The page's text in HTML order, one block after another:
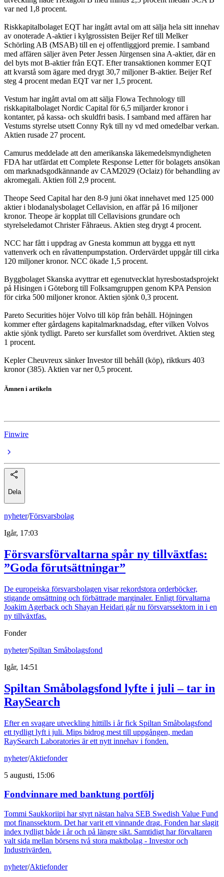
var ned 1,8 procent.
Riskkapitalbolaget EQT har ingått avtal om att sälja hela sitt innehav
av onoterade A-aktier i kylgrossisten Beijer Ref till Melker
Schörling AB (MSAB) till en ej offentliggjord premie. I samband
med affären säljer även Peter Jessen Jürgensen sina A-aktier, där en
del byts mot B-aktier från EQT. Efter transaktionen kommer EQT
att kvarstå som ägare med drygt 30,7 miljoner B-aktier. Beijer Ref
steg 4 procent medan EQT var ner 1,5 procent.
Vestum har ingått avtal om att sälja Flowa Technology till
riskkapitalbolaget Nordic Capital för 6,5 miljarder kronor i
kontanter, på kassa- och skuldfri basis. I samband med affären har
Vestums styrelse utsett Conny Ryk till ny vd med omedelbar verkan.
Aktien rusade 27 procent.
Camurus meddelade att den amerikanska läkemedelsmyndigheten
FDA har utfärdat ett Complete Response Letter för bolagets ansökan
om marknadsgodkännande av CAM2029 (Oclaiz) för behandling av
akromegali. Aktien föll 2,9 procent.
Theope Seed Capital har den 8-9 juni ökat innehavet med 125 000
aktier i blodanalysbolaget Cellavision, en affär på 16 miljoner
kronor. Theope är kopplat till Cellavisions grundare och
styrelseledamot Christer Fåhraeus. Aktien steg drygt 4 procent.
NCC har fått i uppdrag av Gnesta kommun att bygga ett nytt
vattenverk och en råvattenpumpstation. Ordervärdet uppgår till cirka
120 miljoner kronor. NCC ökade 1,5 procent.
Byggbolaget Skanska avyttrar ett egenutvecklat hyresbostadsprojekt
på Hisingen i Göteborg till Folksamgruppen genom KPA Pension
för cirka 500 miljoner kronor. Aktien sjönk 0,3 procent.
Pareto Securities höjer Volvo till köp från behåll. Höjningen
kommer efter gårdagens kapitalmarknadsdag, efter vilken Volvos
aktie sjönk tydligt. Pareto ser kursfallet som överdrivet. Aktien steg
1 procent.
Kepler Cheuvreux sänker Investor till behåll (köp), riktkurs 403
kronor (385). Aktien var ner 0,5 procent.
Ämnen i artikeln
Finwire
Dela
nyheter/Försvarsbolag
Igår, 17:03
Försvarsförvaltarna spår ny tillväxtfas:
”Goda förutsättningar”
De europeiska försvarsbolagen visar rekordstora orderböcker,
stigande omsättning och förbättrade marginaler. Enligt förvaltarna
Joakim Agerback och Shayan Heidari går nu försvarssektorn in i en
ny tillväxtfas.
Fonder
nyheter/Spiltan Småbolagsfond
Igår, 14:51
Spiltan Småbolagsfond lyfte i juli – tar in
RaySearch
Efter en svagare utveckling hittills i år fick Spiltan Småbolagsfond
ett tydligt lyft i juli. Mips bidrog mest till uppgången, medan
RaySearch Laboratories är ett nytt innehav i fonden.
nyheter/Aktiefonder
5 augusti, 15:06
Fondvinnare med banktung portfölj
Tommi Saukkoriipi har styrt nästan halva SEB Swedish Value Fund
mot finanssektorn. Det har varit ett vinnande drag. Fonden har slagit
index tydligt både i år och på längre sikt. Samtidigt har förvaltaren
valt sida mellan börsens två stora maktbolag - Investor och
Industrivärden.
nyheter/Aktiefonder